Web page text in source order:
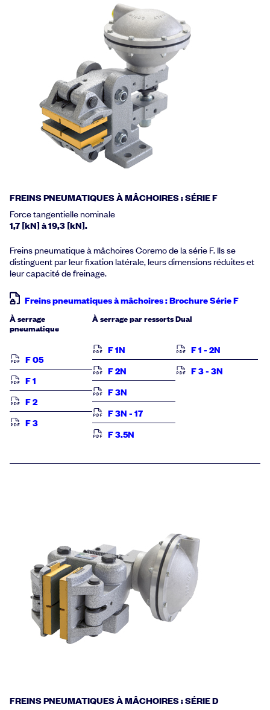
FREINS PNEUMATIQUES À MÂCHOIRES : SÉRIE F
Force tangentielle nominale
1,7 [kN] à 19,3 [kN].
Freins pneumatique à mâchoires Coremo de la série F. Ils se
distinguent par leur fixation latérale, leurs dimensions réduites et
leur capacité de freinage.
Freins pneumatiques à mâchoires : Brochure Série F
À serrage
pneumatique
F 05
F 1
F 2
F 3
À serrage par ressorts
F 1N
F 2N
F 3N
F 3N - 17
F 3.5N
Dual
F 1 - 2N
F 3 - 3N
FREINS PNEUMATIQUES À MÂCHOIRES : SÉRIE D